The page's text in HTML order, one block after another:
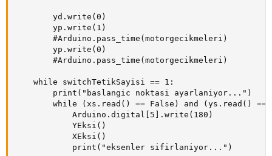
        yd.write(0)
        yp.write(1)
        #Arduino.pass_time(motorgecikmeleri)
        yp.write(0)
        #Arduino.pass_time(motorgecikmeleri)
    while switchTetikSayisi == 1:
        print("baslangic noktasi ayarlaniyor...")
while (xs.read() == False) and (ys.read() ==
            Arduino.digital[5].write(180)
            YEksi()
            XEksi()
            print("eksenler sifirlaniyor...")